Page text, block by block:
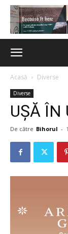
Acasă Diverse
Diverse
UȘĂ ÎN
De către Bihorul -